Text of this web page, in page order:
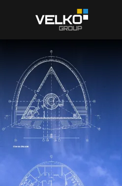
Skip to main content